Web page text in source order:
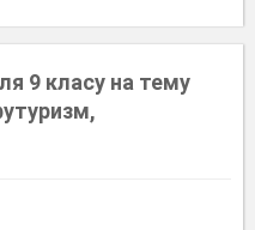
9 класу на тему